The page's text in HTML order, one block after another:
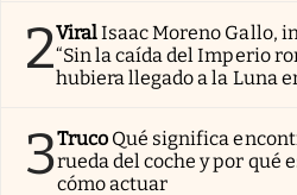
2ViralIsaac Moreno Gallo,
“Sin la caída del Imperio
hubiera llegado a la Luna
3Truco Qué significa
rueda del coche y por qué
cómo actuar